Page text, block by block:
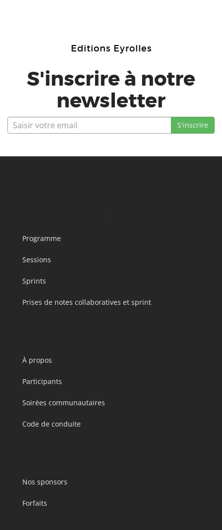
Editions Eyrolles
S'inscrire à notre
newsletter
Programme
Sessions
Sprints
Prises de notes collaboratives et sprint
À propos
Participants
Soirées communautaires
Code de conduite
Nos sponsors
Forfaits